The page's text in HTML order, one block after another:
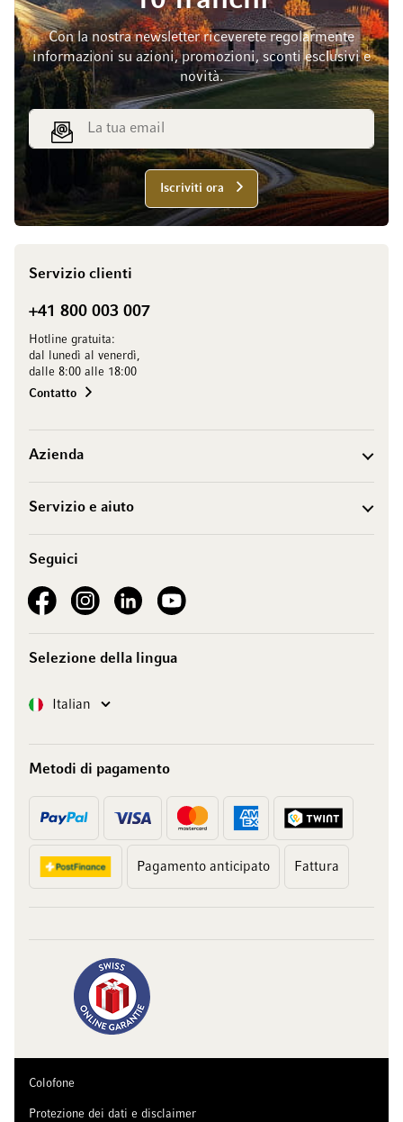
Con la nostra newsletter riceverete regolarmente
informazioni su azioni, promozioni, sconti esclusivi e
novità.
Indirizzo email
Iscriviti ora
Servizio clienti
+41 800 003 007
Hotline gratuita:
dal lunedì al venerdì,
dalle 8:00 alle 18:00
Contatto
Azienda
Servizio e aiuto
Seguici
See our FacebookSee our Instagram account
See our LinkedInSee our YouTube channel
Selezione della lingua
Lingua Italian
Metodi di pagamento
Pagamento anticipato Fattura
Colofone
Protezione dei dati e disclaimer